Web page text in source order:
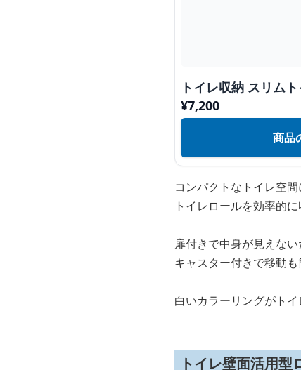
トイレ収納 スリム
¥7,200
商品
コンパクトなトイレ空
トイレロールを効率的
扉付きで中身が見えな
キャスター付きで移動
白いカラーリングがト
トイレ壁面活用型